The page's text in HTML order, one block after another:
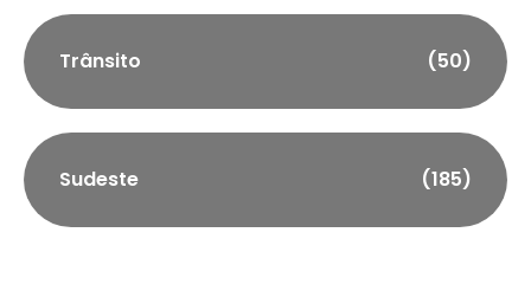
Trânsito (50)
Sudeste (185)